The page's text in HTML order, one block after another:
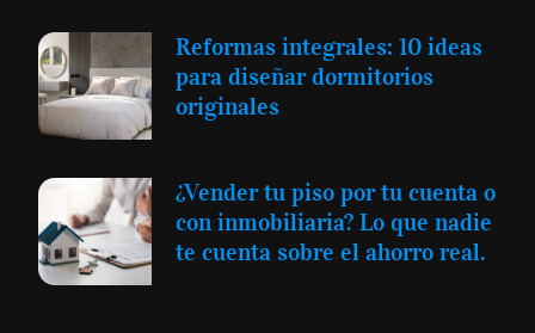
Reformas integrales: 10 ideas
para diseñar dormitorios
originales
¿Vender tu piso por tu cuenta o
con inmobiliaria? Lo que nadie
te cuenta sobre el ahorro real.